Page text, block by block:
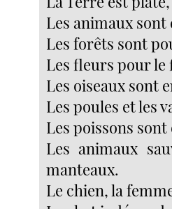
Les animaux sont
Les forêts sont
Les fleurs pour le
Les oiseaux sont
Les poules et les
Les poissons
Les animaux
manteaux.
Le chien, la